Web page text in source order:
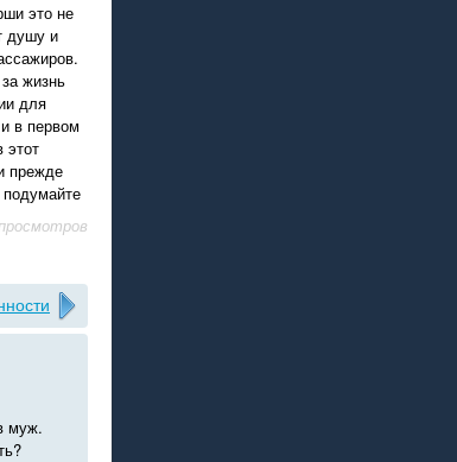
это не
душу и
жизнь
для
в первом
этот
прежде
муж.